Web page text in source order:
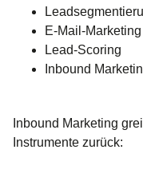
E-Mail-Marketing
Lead-Scoring
Inbound
Inbound Marketing
Instrumente zurück: